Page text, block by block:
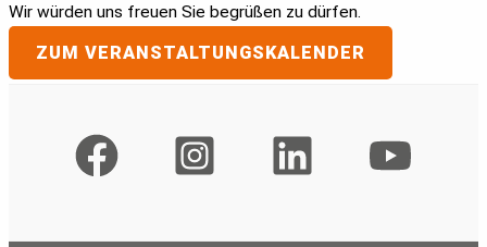
Wir würden uns freuen Sie begrüßen zu dürfen.
ZUM VERANSTALTUNGSKALENDER